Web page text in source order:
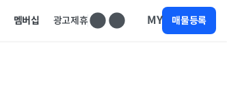
멤버십 광고제휴 MY 매물등록